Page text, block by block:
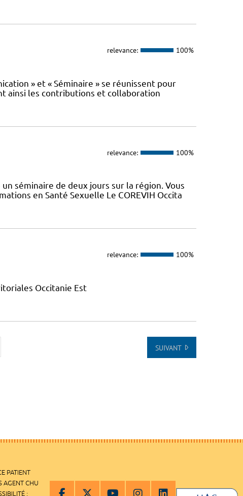
relevance: 100%
» et « Séminaire » se réunissent pour
ainsi les contributions et collaboration
relevance: 100%
séminaire de deux jours sur la région. Vous
en Santé Sexuelle Le COREVIH Occita
relevance: 100%
Occitanie Est
SUIVANT
PATIENT
AGENT CHU
: